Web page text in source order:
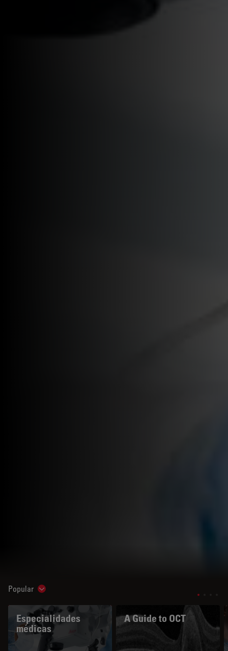
Popular Show subnavigation
Especialidades
médicas
A Guide to OCT